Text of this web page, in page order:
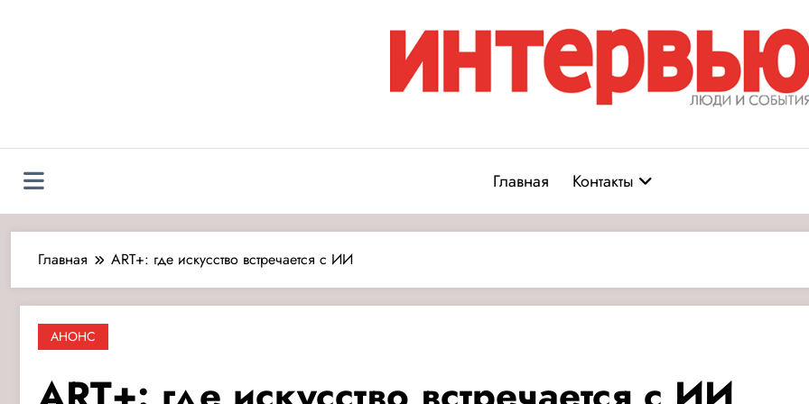
Журнал «Интервью: Люди и
Главная
Контакты
Главная ART+: где искусство встречается с ИИ
АНОНС